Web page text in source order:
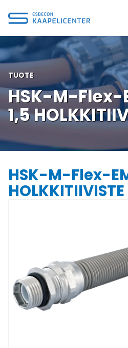
sisältöön
TUOTE
HSK-M-Flex-
1,5
HSK-M-Flex-
HOLKKITIIVISTE